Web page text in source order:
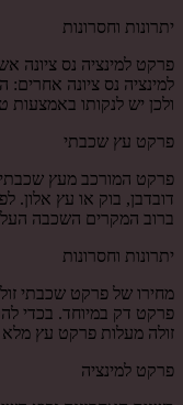
יתרונות וחסרונות
פרקט למינציה נס ציונה
למינציה נס ציונה
ולכן יש לנקותו
פרקט עץ שכבתי
פרקט המורכב מעץ שכבתי
דובדבן, בוק או עץ
ברוב המקרים השכבה
יתרונות וחסרונות
מחירו של פרקט שכבתי
פרקט דק במיוחד. בכדי
זולה מעלות פרקט עץ
פרקט למינציה